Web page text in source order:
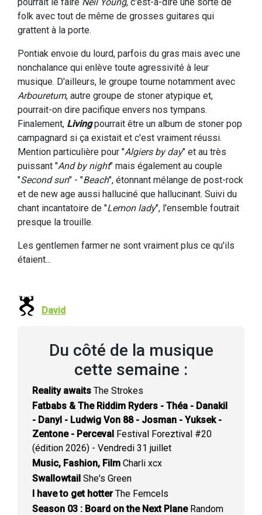
folk avec tout de même de grosses guitares qui
grattent à la porte.
Pontiak envoie du lourd, parfois du gras mais avec une
nonchalance qui enlève toute agressivité à leur
musique. D'ailleurs, le groupe tourne notamment avec
Arbouretum, autre groupe de stoner atypique et,
pourrait-on dire pacifique envers nos tympans.
Finalement, Livingpourrait être un album de stoner pop
campagnard si ça existait et c'est vraiment réussi.
Mention particulière pour "Algiers by day" et au très
puissant "And by night" mais également au couple
"Second sun" - "Beach", étonnant mélange de post-rock
et de new age aussi halluciné que hallucinant. Suivi du
chant incantatoire de "Lemon lady", l'ensemble foutrait
presque la trouille.
Les gentlemen farmer ne sont vraiment plus ce qu'ils
étaient...
David
Du côté de la musique
cette semaine :
Reality awaits The Strokes
Fatbabs & The Riddim Ryders - Théa - Danakil
- Danyl - Ludwig Von 88 - Josman - Yuksek -
Zentone - Perceval Festival Foreztival #20
(édition 2026) - Vendredi 31 juillet
Music, Fashion, Film Charli xcx
Swallowtail She's Green
I have to get hotterThe Femcels
Season 03 : Board on the Next PlaneRandom